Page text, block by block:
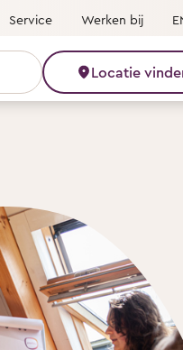
Service Werken bij
Locatie